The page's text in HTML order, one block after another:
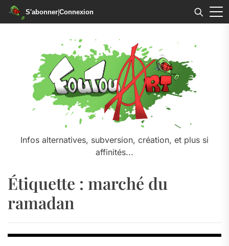
S'abonner|Connexion
Infos alternatives, subversion, création, et plus si
affinités...
Étiquette : marché du
ramadan